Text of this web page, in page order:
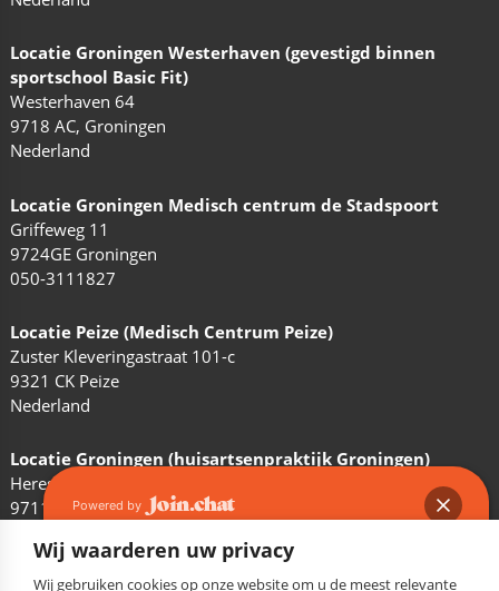
Locatie Groningen Westerhaven (gevestigd binnen
sportschool Basic Fit)
Westerhaven 64
9718 AC, Groningen
Nederland
Locatie Groningen Medisch centrum de Stadspoort
Griffeweg 11
9724GE Groningen
050-3111827
Locatie Peize (Medisch Centrum Peize)
Zuster Kleveringastraat 101-c
9321 CK Peize
Nederland
Locatie Groningen (huisartsenpraktijk Groningen)
Heresingel 3
9711 EP Groningen
Powered by
Wij waarderen uw privacy
Wij gebruiken cookies op onze website om u de meest relevante